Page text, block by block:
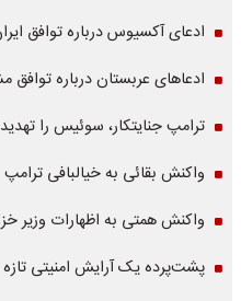
ادعای آکسیوس درباره توافق
ادعاهای عربستان درباره توافق
ترامپ جنایتکار، سوئیس را
واکنش بقائی به خیالبافی ترامپ
واکنش همتی به اظهارات وزیر
پشت‌پرده یک آرایش امنیتی